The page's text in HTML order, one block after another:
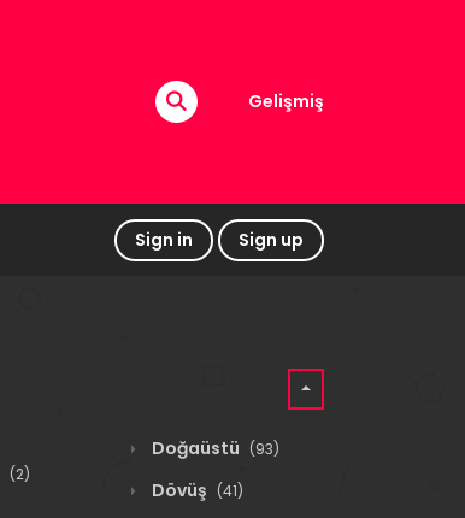
Gelişmiş
Sign in Sign up
(2)
Doğaüstü (93)
Dövüş (41)